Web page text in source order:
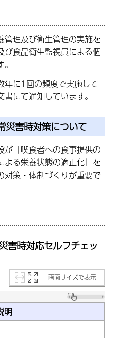
理及び衛生管理の実施を
び食品衛生監視員による個
年に1回の頻度で実施して
にて通知しています。
災害時対策について
「喫食者への食事提供の
る栄養状態の適正化」を
対策・体制づくりが重要で
害時対応セルフチェッ
画面サイズで表示
明